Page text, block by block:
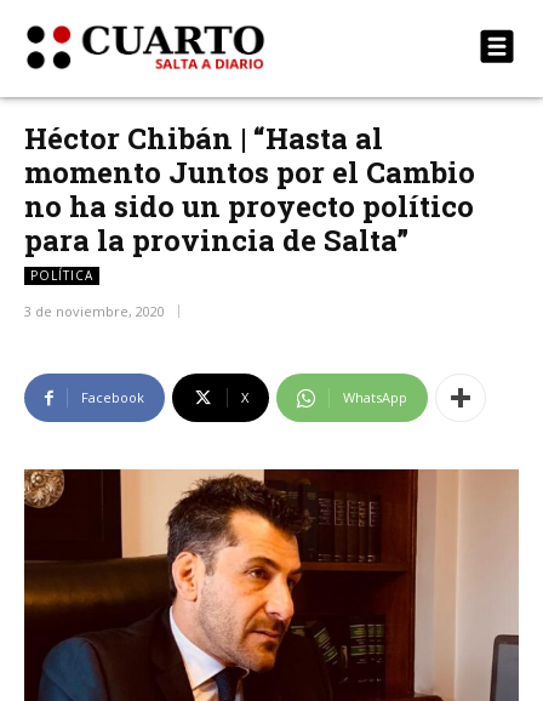
Héctor Chibán | “Hasta al
momento Juntos por el Cambio
no ha sido un proyecto político
para la provincia de Salta”
POLÍTICA
3 de noviembre, 2020
Facebook X WhatsApp